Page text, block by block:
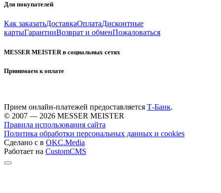
Для покупателей
Как заказатьДоставкаОплатаДисконтные
картыГарантииВозврат и обменПожаловаться
MESSER MEISTER в социальных сетях
Принимаем к оплате
Прием онлайн-платежей предоставляется Т-Банк.
© 2007 — 2026 MESSER MEISTER
Правила использования сайта
Политика обработки персональных данных и cookies
Сделано с в OKC.Media
Работает на CustomCMS